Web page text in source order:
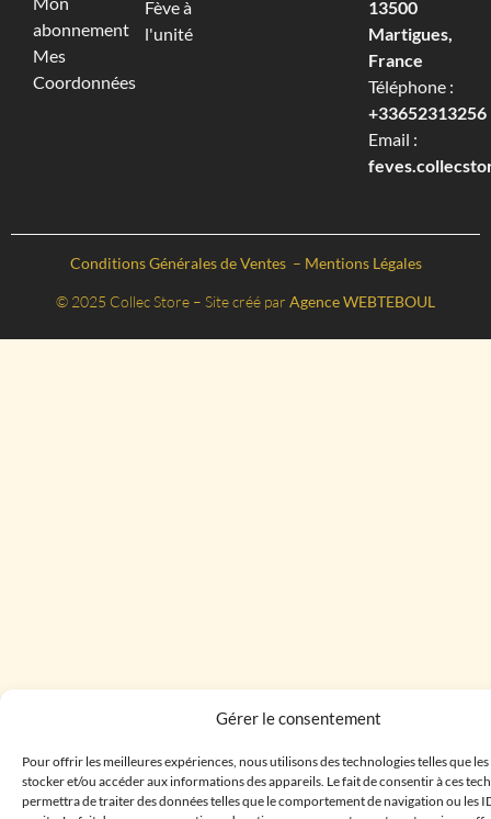
Gérer le consentement
Pour offrir les meilleures expériences, nous utilisons des technologies telles que
stocker et/ou accéder aux informations des appareils. Le fait de consentir à ces
permettra de traiter des données telles que le comportement de navigation ou les
abonnement
Mes
Coordonnées
Fève à
l'unité
13500
Martigues,
France
Téléphone :
+33652313256‬
Email :
Conditions Générales de Ventes – Mentions Légales
© 2025 Collec Store – Site créé par Agence WEBTEBOUL